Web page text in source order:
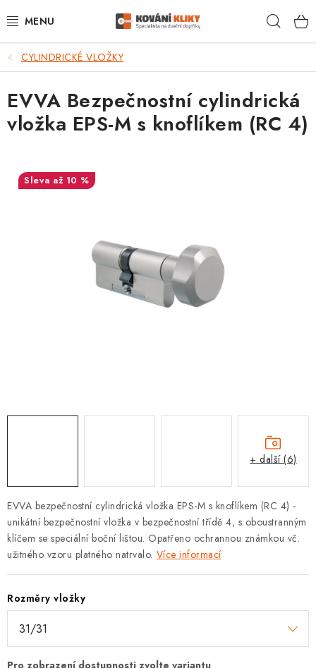
na
VÝPRODEJ - TOP AKCE
BLOG
UŽITEČNÉ RADY
VRÁCENÍ ZBOŽÍ
CYLINDRICKÉ VLOŽKY
VISACÍ ZÁMKY
ZÁMKY, PETLICE A ZÁVORY
SPECIÁLNÍ KOVÁNÍ
DOPLŇKY KE DVEŘÍM
CYLINDRICKÉ VLOŽKY
EVVA bezpečnostní cylindrická vložka EPS-M s knoflíkem (RC 4) -
unikátní bezpečnostní vložka v bezpečnostní třídě 4, s oboustranným
klíčem se speciální boční lištou. Opatřeno ochrannou známkou vč.
užitného vzoru platného natrvalo. Více informací
Rozměry vložky
EVVA Bezpečnostní cylindrická
vložka EPS-M s knoflíkem (RC 4)
až 10 %
+ další (6)